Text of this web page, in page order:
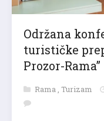
Održana
turističke
Prozor-Rama”
Rama , Turizam